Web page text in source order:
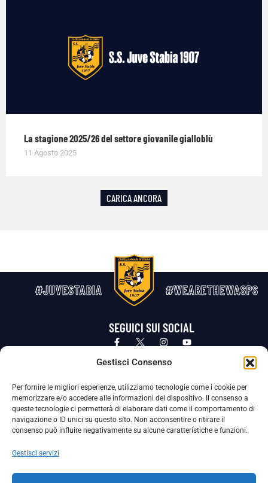
Gestisci Consenso
Per fornire le migliori esperienze, utilizziamo tecnologie come i cookie per
memorizzare e/o accedere alle informazioni del dispositivo. Il consenso a
queste tecnologie ci permetterà di elaborare dati come il comportamento di
navigazione o ID unici su questo sito. Non acconsentire o ritirare il
consenso può influire negativamente su alcune caratteristiche e funzioni.
Gestisci servizi
La stagione 2025/26 del settore giovanile gialloblù
11 Agosto 2025
CARICA ANCORA
#JUVESTABIA #WEARETHEWASPS
SEGUICI SUI SOCIAL
Privacy Policy Cookie Policy
La Società ha nominato il Responsabile della Protezione dei Dati Personali (DPO), figura specializzata che vigila sulle modalità
adottate dalla nostra Società per tutelare i Suoi dati personali.
Per contattare il DPO può scrivere a